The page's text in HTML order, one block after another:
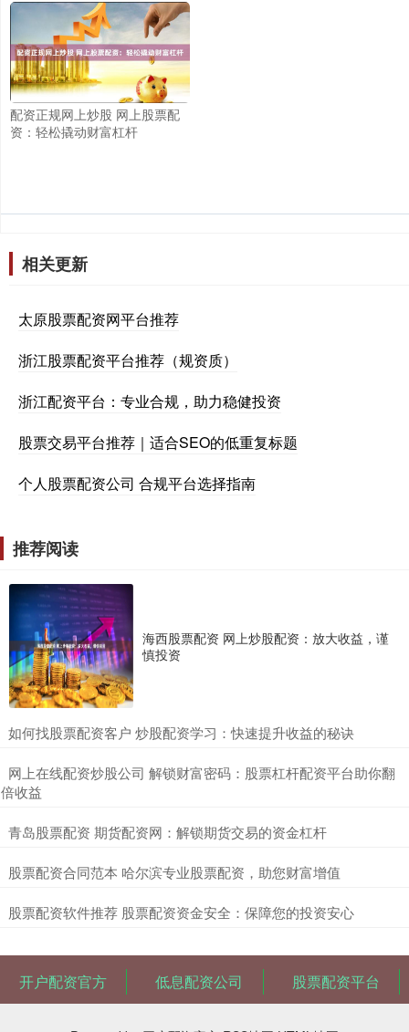
配资正规网上炒股 网上股票配
资：轻松撬动财富杠杆
相关更新
太原股票配资网平台推荐
浙江股票配资平台推荐（规资质）
浙江配资平台：专业合规，助力稳健投资
股票交易平台推荐｜适合SEO的低重复标题
个人股票配资公司 合规平台选择指南
推荐阅读
海西股票配资 网上炒股配资：放大收益，谨
慎投资
​如何找股票配资客户 炒股配资学习：快速提升收益的秘诀
​网上在线配资炒股公司 解锁财富密码：股票杠杆配资平台助你翻
倍收益
​青岛股票配资 期货配资网：解锁期货交易的资金杠杆
​股票配资合同范本 哈尔滨专业股票配资，助您财富增值
​股票配资软件推荐 股票配资资金安全：保障您的投资安心
开户配资官方 低息配资公司 股票配资平台